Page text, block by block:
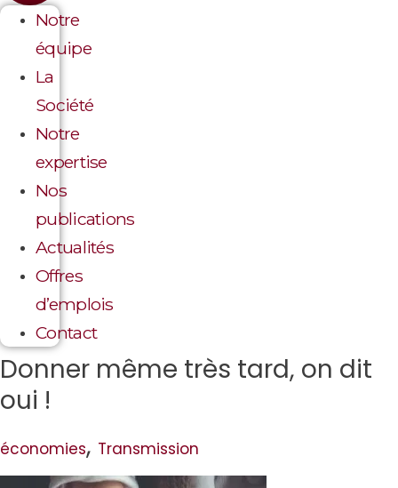
Notre
équipe
La
Société
Notre
expertise
Nos
publications
Actualités
Offres
d’emplois
Contact
Donner même très tard, on dit
oui !
économies, Transmission